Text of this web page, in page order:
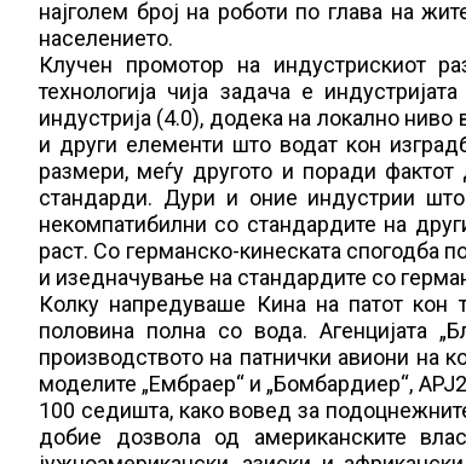
најголем број на роботи по глава на
населението.
Клучен промотор на индустрискиот
технологија чија задача е
индустрија (4.0), додека на локално
и други елементи што водат кон
размери, меѓу другото и поради
стандарди. Дури и оние индустрии што
некомпатибилни со стандардите на
раст. Со германско-кинеската спогодба
и изедначување на стандардите со
Колку напредуваше Кина на патот
половина полна со вода. Агенцијата
производството на патнички авиони на
моделите „Ембраер“ и „Бомбардиер“,
100 седишта, како вовед за
добие дозвола од американските